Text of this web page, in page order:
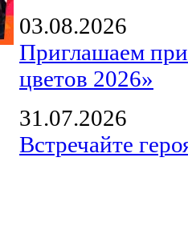
03.08.2026
Приглашаем
цветов 2026»
31.07.2026
Встречайте